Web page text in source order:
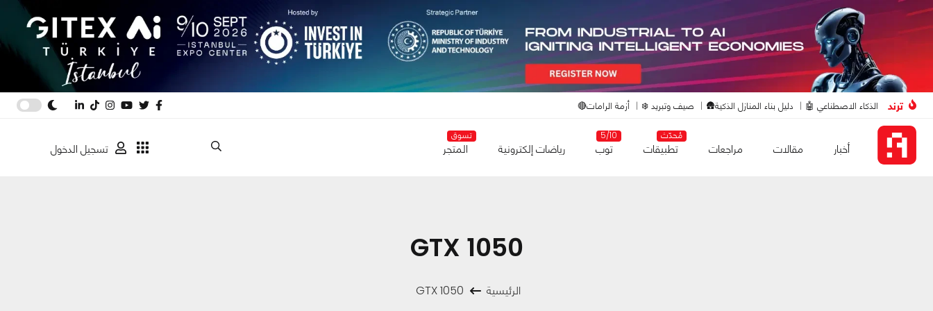
ترند الذكاء الاصطناعي 🤖 دليل بناء المنازل الذكية🛖 صيف وتبريد ❄️ أزمة الرامات🔴
أخبار مقالات مراجعات
مُحدّث
تطبيقات
5/10
توب رياضات إلكترونية
تسوق
المتجر تسجيل الدخول
GTX 1050
الرئيسية GTX 1050